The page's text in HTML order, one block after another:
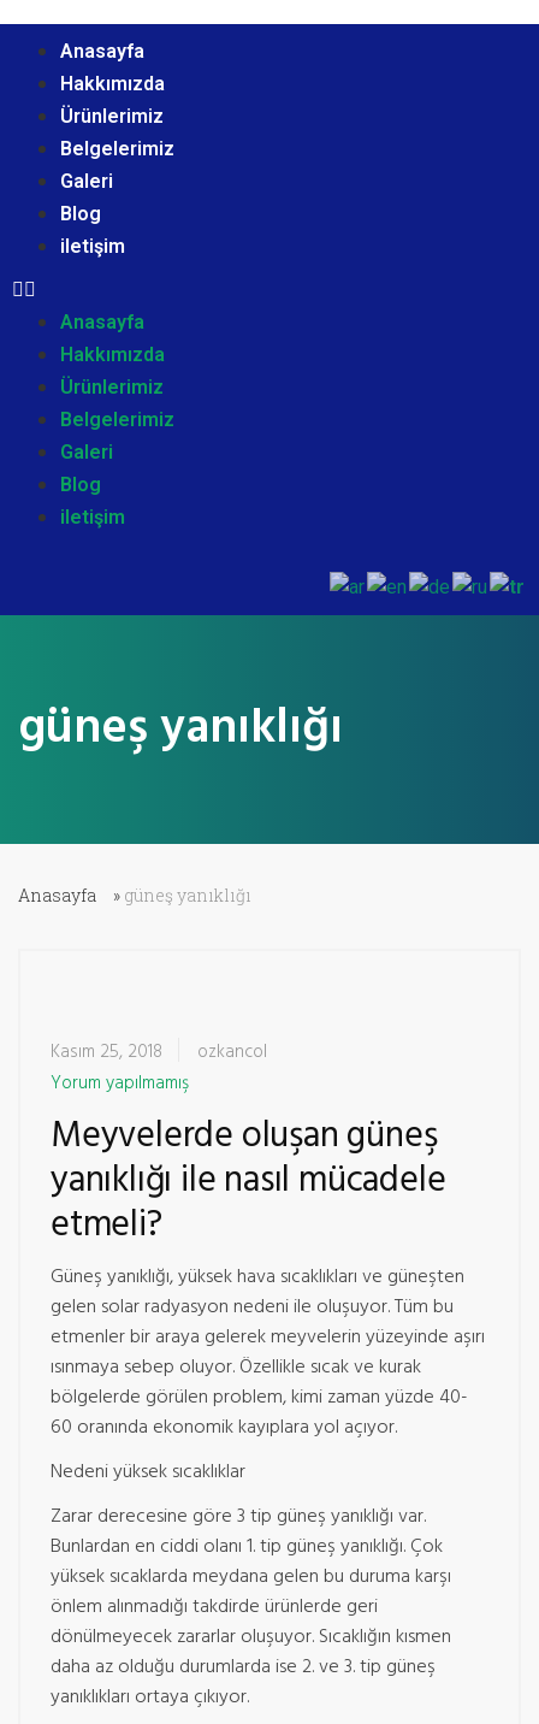
Anasayfa
Hakkımızda
Ürünlerimiz
Belgelerimiz
Galeri
Blog
iletişim
Anasayfa
Hakkımızda
Ürünlerimiz
Belgelerimiz
Galeri
Blog
iletişim
güneş yanıklığı
Anasayfa » güneş yanıklığı
Kasım 25, 2018
ozkancol
Yorum yapılmamış
Meyvelerde oluşan güneş
yanıklığı ile nasıl mücadele
etmeli?
Güneş yanıklığı, yüksek hava sıcaklıkları ve güneşten
gelen solar radyasyon nedeni ile oluşuyor. Tüm bu
etmenler bir araya gelerek meyvelerin yüzeyinde aşırı
ısınmaya sebep oluyor. Özellikle sıcak ve kurak
bölgelerde görülen problem, kimi zaman yüzde 40-
60 oranında ekonomik kayıplara yol açıyor.
Nedeni yüksek sıcaklıklar
Zarar derecesine göre 3 tip güneş yanıklığı var.
Bunlardan en ciddi olanı 1. tip güneş yanıklığı. Çok
yüksek sıcaklarda meydana gelen bu duruma karşı
önlem alınmadığı takdirde ürünlerde geri
dönülmeyecek zararlar oluşuyor. Sıcaklığın kısmen
daha az olduğu durumlarda ise 2. ve 3. tip güneş
yanıklıkları ortaya çıkıyor.